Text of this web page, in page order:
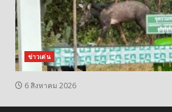
ข่าวเด่น
6 สิงหาคม 2026